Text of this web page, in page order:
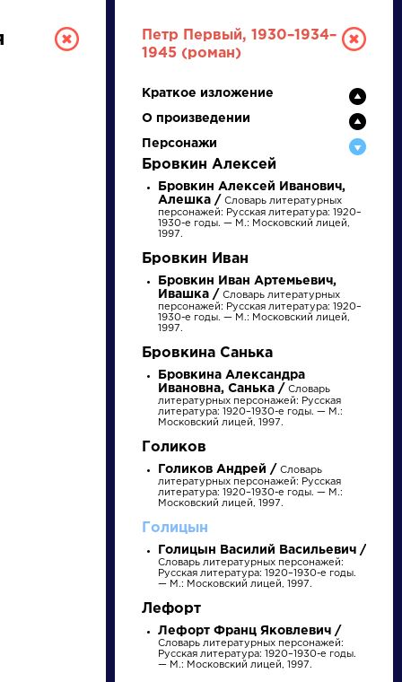
РУССКАЯ
ЛИТЕРАТУРА
ДЛЯ ПРЕЗЕНТАЦИЙ,
УРОКОВ И ЕГЭ
Д Е Ж З И
произведения
Петр Первый, 1930–1934–
1945 (роман)
Краткое изложение
О произведении
Персонажи
Бровкин Алексей
Бровкин Алексей Иванович,
Алешка / Словарь литературных
персонажей: Русская литература: 1920–
1930-е годы. — М.: Московский лицей,
1997.
Бровкин Иван
Бровкин Иван Артемьевич,
Ивашка / Словарь литературных
персонажей: Русская литература: 1920–
1930-е годы. — М.: Московский лицей,
1997.
Бровкина Санька
Бровкина Александра
Ивановна, Санька / Словарь
литературных персонажей: Русская
литература: 1920–1930-е годы. — М.:
Московский лицей, 1997.
Голиков
Голиков Андрей / Словарь
литературных персонажей: Русская
литература: 1920–1930-е годы. — М.:
Московский лицей, 1997.
Голицын
Голицын Василий Васильевич /
Словарь литературных персонажей:
Русская литература: 1920–1930-е годы.
— М.: Московский лицей, 1997.
Лефорт
Лефорт Франц Яковлевич /
Словарь литературных персонажей:
Русская литература: 1920–1930-е годы.
— М.: Московский лицей, 1997.